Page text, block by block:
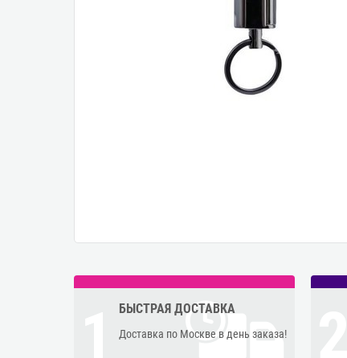
БЫСТРАЯ ДОСТАВКА
Доставка по Москве в день заказа!